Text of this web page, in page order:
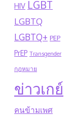
HIV LGBT
LGBTQ
LGBTQ+ PEP
PrEP Transgender
กฎหมาย
ข่าวเกย์
คนข้ามเพศ